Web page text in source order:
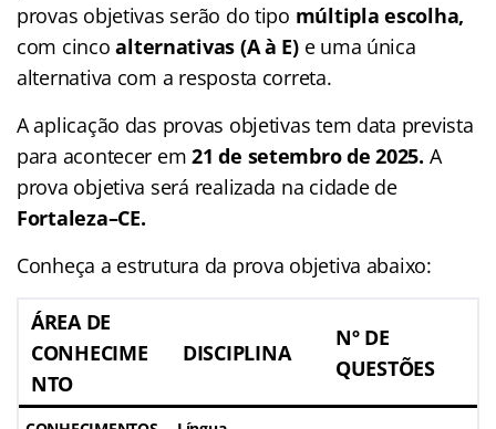
provas objetivas serão do tipo múltipla escolha,
com cincoalternativas (A à E) e uma única
alternativa com a resposta correta.
A aplicação das provas objetivas tem data prevista
para acontecer em21 de setembro de 2025. A
prova objetiva será realizada na cidade de
Fortaleza–CE.
Conheça a estrutura da prova objetiva abaixo:
ÁREA DE
CONHECIME
NTO
DISCIPLINA
Nº DE
QUESTÕES